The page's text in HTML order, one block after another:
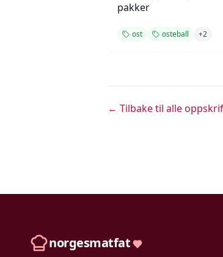
pakker
ost osteball +2
← Tilbake til alle
norgesmatfat